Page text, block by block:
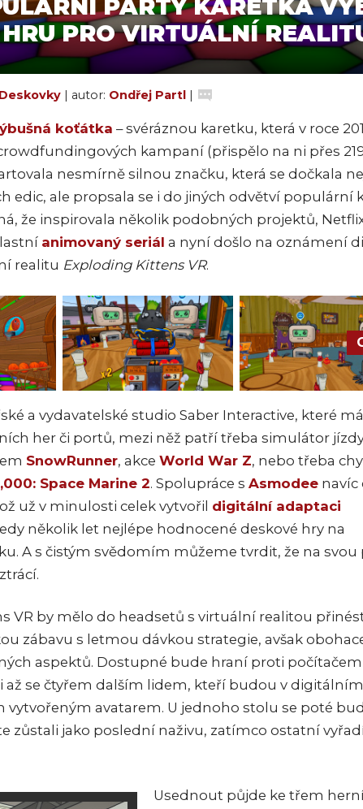
PÁRTY KARETKA
PRO VIRTUÁLNÍ
Deskovky | autor: Ondřej Partl |
koťátka – svéráznou karetku, která v roce
kampaní (přispělo na ni přes
nesmírně silnou značku, která se dočkala
edic, ale propsala se i do jiných odvětví populární
že inspirovala několik podobných projektů,
animovaný seriál a nyní došlo na oznámení
realitu Exploding Kittens VR.
a vydavatelské studio Saber Interactive, které
her či portů, mezi něž patří třeba simulátor
SnowRunner, akce World War Z, nebo třeba
Space Marine 2. Spolupráce s Asmodee navíc
už v minulosti celek vytvořil digitální adaptaci
několik let nejlépe hodnocené deskové hry na
A s čistým svědomím můžeme tvrdit, že na
VR by mělo do headsetů s virtuální realitou
zábavu s letmou dávkou strategie, avšak
aspektů. Dostupné bude hraní proti
až se čtyřem dalším lidem, kteří budou v
vytvořeným avatarem. U jednoho stolu se poté
zůstali jako poslední naživu, zatímco ostatní
Usednout půjde ke třem